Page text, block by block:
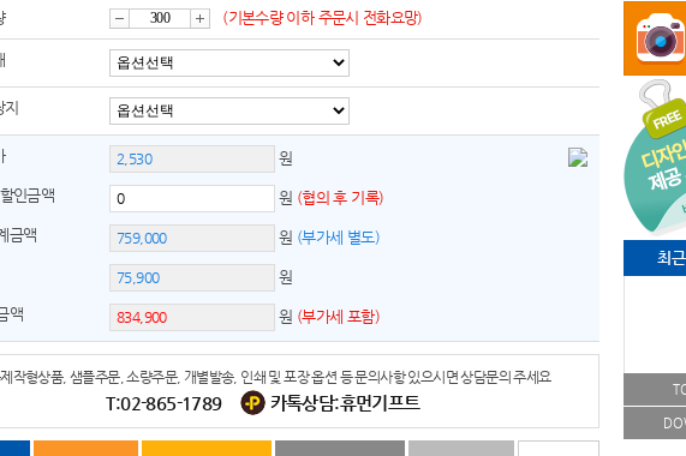
최
감
소
증
가
(기본수량 이하 주문시 전화요망)
원
인금액 원 (협의 후 기록)
금액 원 (부가세 별도)
원
액 원 (부가세 포함)
작형상품, 샘플주문, 소량주문, 개별발송, 인쇄 및 포장 옵션 등 문의사항 있으시면 상담문의 주세요
T:02-865-1789 카톡상담:휴먼기프트